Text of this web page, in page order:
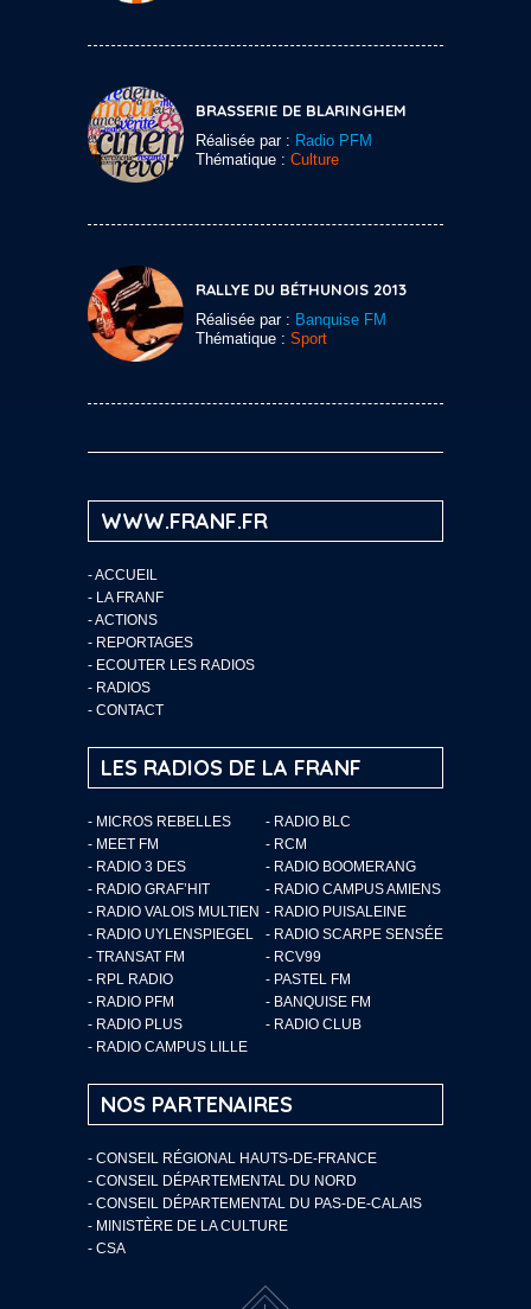
BRASSERIE DE BLARINGHEM
Réalisée par : Radio PFM
Thématique : Culture
RALLYE DU BÉTHUNOIS 2013
Réalisée par : Banquise FM
Thématique : Sport
WWW.FRANF.FR
-ACCUEIL
- LA FRANF
-ACTIONS
- REPORTAGES
- ECOUTER LES RADIOS
- RADIOS
- CONTACT
LES RADIOS DE LA FRANF
- MICROS REBELLES
- RADIO BLC
- MEET FM
- RCM
- RADIO 3 DES
- RADIO BOOMERANG
- RADIO GRAF’HIT
- RADIO CAMPUS AMIENS
- RADIO VALOIS MULTIEN - RADIO PUISALEINE
- RADIO UYLENSPIEGEL
- RADIO SCARPE SENSÉE
- TRANSAT FM
- RCV99
- RPL RADIO
- PASTEL FM
- RADIO PFM
- BANQUISE FM
- RADIO PLUS
- RADIO CLUB
- RADIO CAMPUS LILLE
NOS PARTENAIRES
- CONSEIL RÉGIONAL HAUTS-DE-FRANCE
- CONSEIL DÉPARTEMENTAL DU NORD
- CONSEIL DÉPARTEMENTAL DU PAS-DE-CALAIS
- MINISTÈRE DE LA CULTURE
- CSA